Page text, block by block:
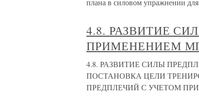
плана в силовом упражнении
4.8. РАЗВИТИЕ
ПРИМЕНЕНИЕМ
4.8. РАЗВИТИЕ СИЛЫ
ПОСТАНОВКА ЦЕЛИ
ПРЕДПЛЕЧИЙ С УЧЕТОМ